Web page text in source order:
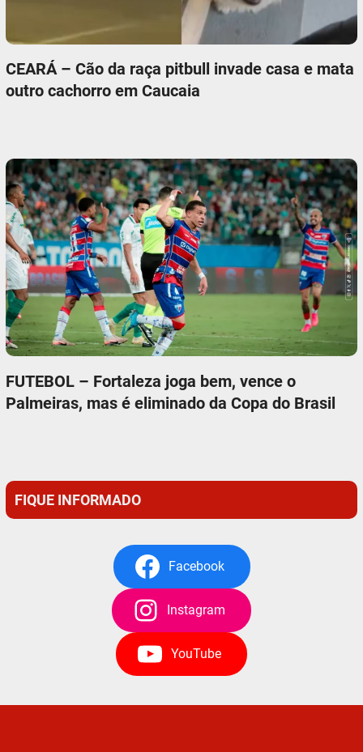
CEARÁ – Cão da raça pitbull invade casa e mata
outro cachorro em Caucaia
FUTEBOL – Fortaleza joga bem, vence o
Palmeiras, mas é eliminado da Copa do Brasil
FIQUE INFORMADO
Facebook
Instagram
YouTube